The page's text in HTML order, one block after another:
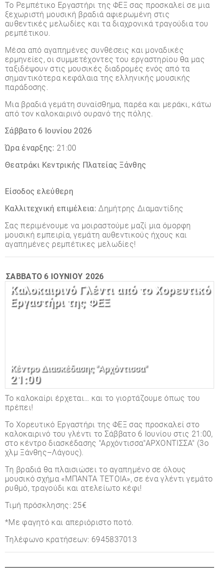
Το Ρεμπέτικο Εργαστήρι της ΦΕΞ σας προσκαλεί σε μια
ξεχωριστή μουσική βραδιά αφιερωμένη στις
αυθεντικές μελωδίες και τα διαχρονικά τραγούδια του
ρεμπέτικου.
Μέσα από αγαπημένες συνθέσεις και μοναδικές
ερμηνείες, οι συμμετέχοντες του εργαστηρίου θα μας
ταξιδέψουν στις μουσικές διαδρομές ενός από τα
σημαντικότερα κεφάλαια της ελληνικής μουσικής
παράδοσης.
Μια βραδιά γεμάτη συναίσθημα, παρέα και μεράκι, κάτω
από τον καλοκαιρινό ουρανό της πόλης.
Σάββατο 6 Ιουνίου 2026
Ώρα έναρξης: 21:00
Θεατράκι Κεντρικής Πλατείας Ξάνθης
Είσοδος ελεύθερη
Καλλιτεχνική επιμέλεια: Δημήτρης Διαμαντίδης
Σας περιμένουμε να μοιραστούμε μαζί μια όμορφη
μουσική εμπειρία, γεμάτη αυθεντικούς ήχους και
αγαπημένες ρεμπέτικες μελωδίες!
ΣΆΒΒΑΤΟ 6 ΙΟΥΝΊΟΥ 2026
Καλoκαιρινό Γλέντι από το Χορευτικό
Εργαστήρι της ΦΕΞ
Κέντρο Διασκέδασης "Αρχόντισσα"
21:00
Το καλοκαίρι έρχεται… και το γιορτάζουμε όπως του
πρέπει!
Το Χορευτικό Εργαστήρι της ΦΕΞ σας προσκαλεί στο
καλοκαιρινό του γλέντι το Σάββατο 6 Ιουνίου στις 21:00,
στο κέντρο διασκέδασης "Αρχόντισσα"ΑΡΧΟΝΤΙΣΣΑ" (3ο
χλμ Ξάνθης–Λάγους).
Τη βραδιά θα πλαισιώσει το αγαπημένο σε όλους
μουσικό σχήμα «ΜΠΑΝΤΑ ΤΕΤΟΙΑ», σε ένα γλέντι γεμάτο
ρυθμό, τραγούδι και ατελείωτο κέφι!
Τιμή πρόσκλησης: 25€
*Με φαγητό και απεριόριστο ποτό.
Τηλέφωνο κρατήσεων: 6945837013